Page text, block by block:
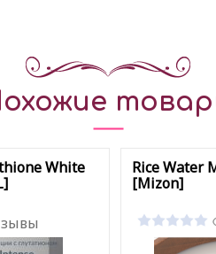
White
Rice Water
[Mizon]